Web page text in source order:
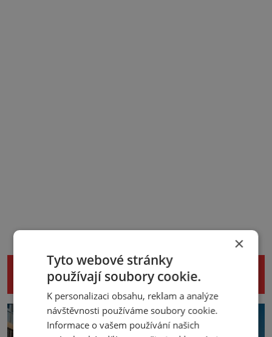
NENECHTE SI UJÍT DALŠÍ ZAJÍMAVÉ
ČLÁNKY
×
Tyto webové stránky
používají soubory cookie.
K personalizaci obsahu, reklam a analýze
návštěvnosti používáme soubory cookie.
Informace o vašem používání našich